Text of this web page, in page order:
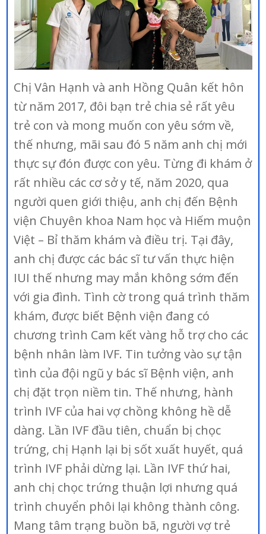
Chị Vân Hạnh và anh Hồng Quân kết hôn
từ năm 2017, đôi bạn trẻ chia sẻ rất yêu
trẻ con và mong muốn con yêu sớm về,
thế nhưng, mãi sau đó 5 năm anh chị mới
thực sự đón được con yêu. Từng đi khám ở
rất nhiều các cơ sở y tế, năm 2020, qua
người quen giới thiệu, anh chị đến Bệnh
viện Chuyên khoa Nam học và Hiếm muộn
Việt – Bỉ thăm khám và điều trị. Tại đây,
anh chị được các bác sĩ tư vấn thực hiện
IUI thế nhưng may mắn không sớm đến
với gia đình. Tình cờ trong quá trình thăm
khám, được biết Bệnh viện đang có
chương trình Cam kết vàng hỗ trợ cho các
bệnh nhân làm IVF. Tin tưởng vào sự tận
tình của đội ngũ y bác sĩ Bệnh viện, anh
chị đặt trọn niềm tin. Thế nhưng, hành
trình IVF của hai vợ chồng không hề dễ
dàng. Lần IVF đầu tiên, chuẩn bị chọc
trứng, chị Hạnh lại bị sốt xuất huyết, quá
trình IVF phải dừng lại. Lần IVF thứ hai,
anh chị chọc trứng thuận lợi nhưng quá
trình chuyển phôi lại không thành công.
Mang tâm trạng buồn bã, người vợ trẻ